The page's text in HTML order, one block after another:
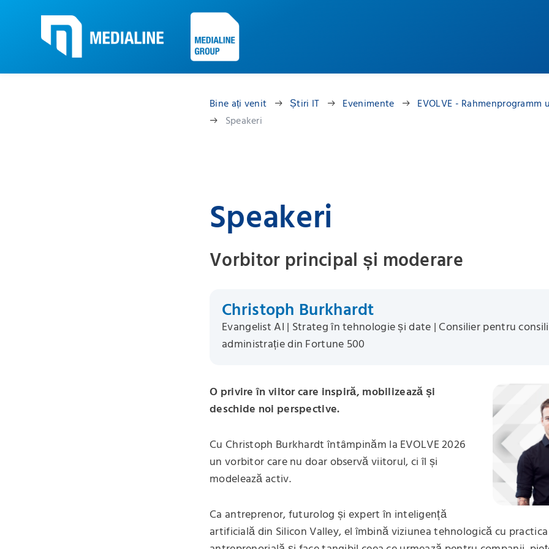
Bine ați venit Știri IT Evenimente
EVOLVE - Rahmenprogramm
Speakeri
Speakeri
Vorbitor principal și moderare
Christoph Burkhardt
Evangelist AI | Strateg în tehnologie și date | Consilier pentru
administrație din Fortune 500
O privire în viitor care inspiră, mobilizează și
deschide noi perspective.
Cu Christoph Burkhardt întâmpinăm la EVOLVE 2026
un vorbitor care nu doar observă viitorul, ci îl și
modelează activ.
Ca antreprenor, futurolog și expert în inteligență
artificială din Silicon Valley, el îmbină viziunea tehnologică cu practica